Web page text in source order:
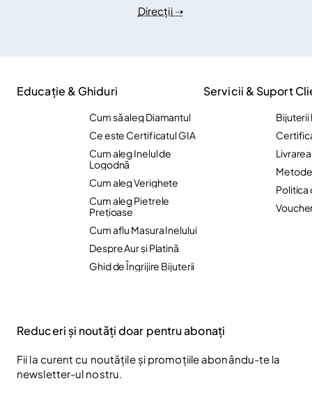
Direcții ➝
Educație & Ghiduri
Cum să aleg Diamantul
Ce este Certificatul GIA
Cum aleg Inelul de
Logodnă
Cum aleg Verighete
Cum aleg Pietrele
Preţioase
Cum aflu Masura Inelului
Despre Aur și Platină
Ghid de Îngrijire Bijuterii
Servicii & Suport
Bijuterii
Politica
Reduceri și noutăți doar pentru abonați
Fii la curent cu noutățile și promoțiile abonându-te la
newsletter-ul nostru.